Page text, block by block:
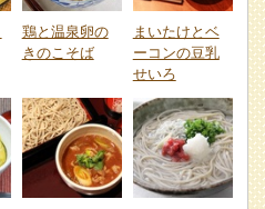
鶏と温泉卵の
きのこそば
まいたけとベ
ーコンの豆乳
せいろ